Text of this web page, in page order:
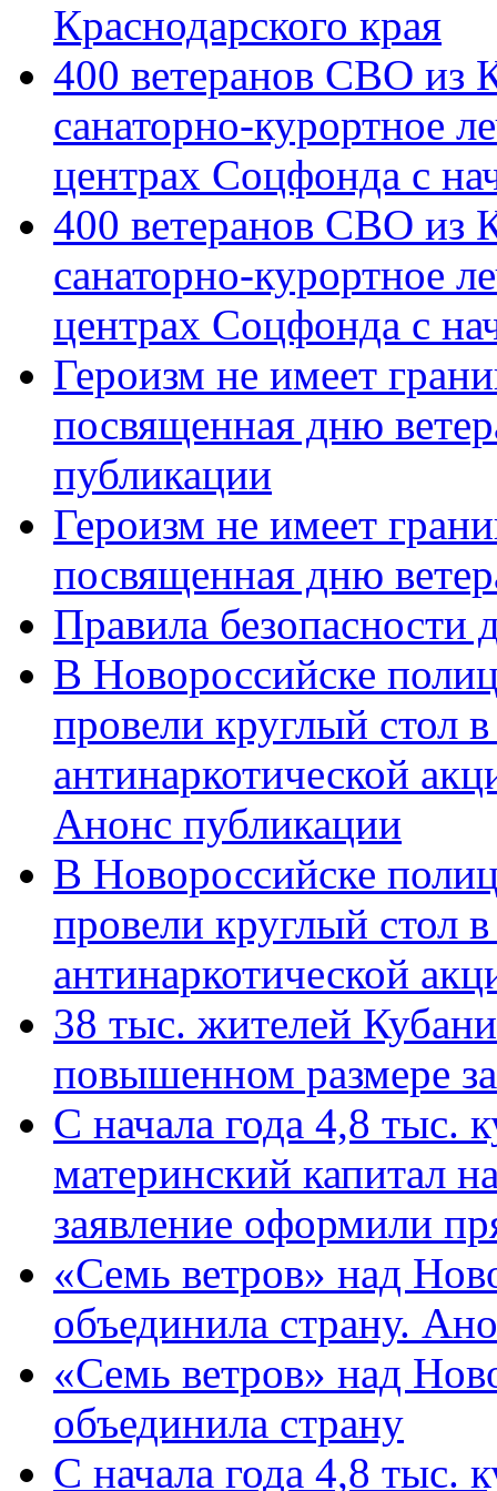
Краснодарского края
400 ветеранов СВО из
санаторно-курортное
центрах Соцфонда с
400 ветеранов СВО из
санаторно-курортное
центрах Соцфонда с
Героизм не имеет
посвященная дню
публикации
Героизм не имеет
посвященная дню
Правила безопасности
В Новороссийске
провели круглый стол
антинаркотической
Анонс публикации
В Новороссийске
провели круглый стол
антинаркотической
38 тыс. жителей
повышенном размере
С начала года 4,8 тыс.
материнский капитал
заявление оформили
«Семь ветров» над
объединила страну.
«Семь ветров» над
объединила страну
С начала года 4,8 тыс.